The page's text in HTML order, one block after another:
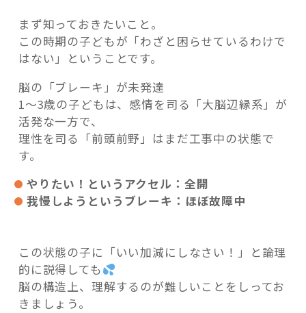
まず知っておきたいこと。
この時期の子どもが「わざと困らせているわけで
はない」ということです。
脳の「ブレーキ」が未発達
1〜3歳の子どもは、感情を司る「大脳辺縁系」が
活発な一方で、
理性を司る「前頭前野」はまだ工事中の状態で
す。
やりたい！というアクセル：全開
我慢しようというブレーキ：ほぼ故障中
この状態の子に「いい加減にしなさい！」と論理
的に説得しても
脳の構造上、理解するのが難しいことをしってお
きましょう。